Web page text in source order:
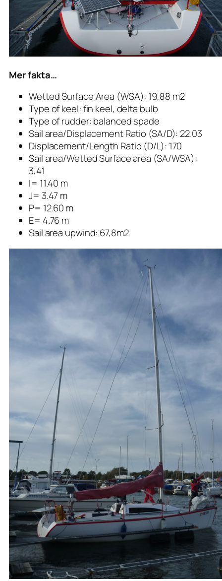
Mer fakta…
Wetted Surface Area (WSA): 19,88 m2
Type of keel: fin keel, delta bulb
Type of rudder: balanced spade
Sail area/Displacement Ratio (SA/D): 22.03
Displacement/Length Ratio (D/L): 170
Sail area/Wetted Surface area (SA/WSA):
3,41
I= 11.40 m
J= 3.47 m
P= 12.60 m
E= 4.76 m
Sail area upwind: 67,8m2